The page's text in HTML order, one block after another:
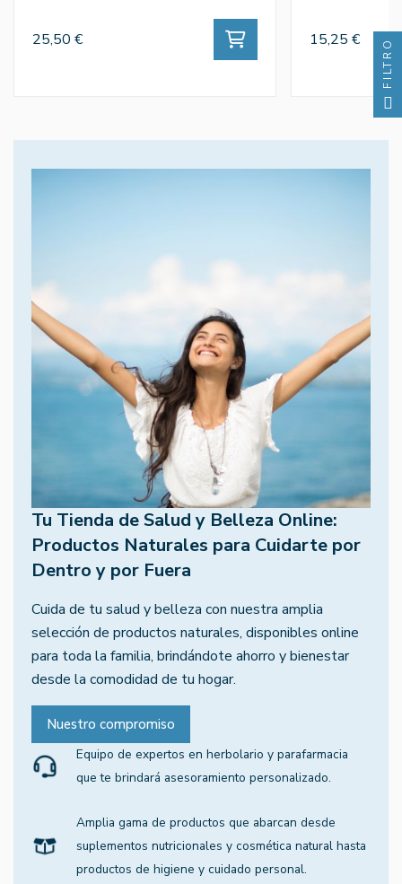
25,50 € 15,25 €
Tu Tienda de Salud y Belleza Online:
Productos Naturales para Cuidarte por
Dentro y por Fuera
Cuida de tu salud y belleza con nuestra amplia
selección de productos naturales, disponibles online
para toda la familia, brindándote ahorro y bienestar
desde la comodidad de tu hogar.
Nuestro compromiso
Equipo de expertos en herbolario y parafarmacia
que te brindará asesoramiento personalizado.
Amplia gama de productos que abarcan desde
suplementos nutricionales y cosmética natural hasta
productos de higiene y cuidado personal.
FILTRO